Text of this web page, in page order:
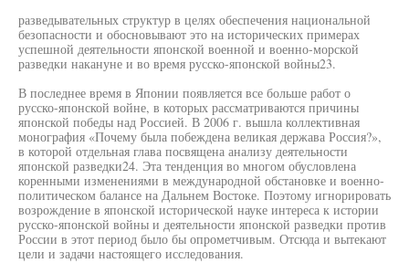
разведывательных структур в целях обеспечения национальной
безопасности и обосновывают это на исторических примерах
успешной деятельности японской военной и военно-морской
разведки накануне и во время русско-японской войны23.
В последнее время в Японии появляется все больше работ о
русско-японской войне, в которых рассматриваются причины
японской победы над Россией. В 2006 г. вышла коллективная
монография «Почему была побеждена великая держава Россия?»,
в которой отдельная глава посвящена анализу деятельности
японской разведки24. Эта тенденция во многом обусловлена
коренными изменениями в международной обстановке и военно-
политическом балансе на Дальнем Востоке. Поэтому игнорировать
возрождение в японской исторической науке интереса к истории
русско-японской войны и деятельности японской разведки против
России в этот период было бы опрометчивым. Отсюда и вытекают
цели и задачи настоящего исследования.